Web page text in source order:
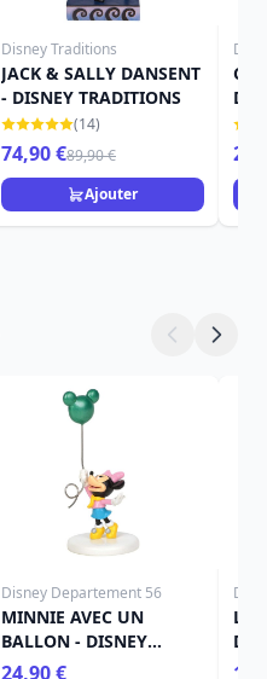
Disney Traditions
JACK & SALLY DANSENT
- DISNEY TRADITIONS
(14)
74,90 €89,90 €
Ajouter
Disney Departement 56
MINNIE AVEC UN
BALLON - DISNEY
VILLAGE
24,90 €
LA